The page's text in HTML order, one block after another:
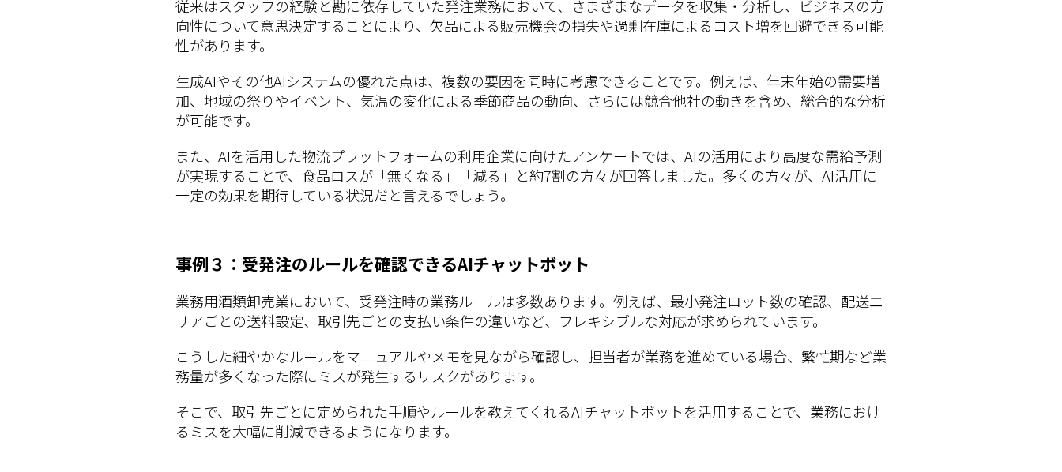
従来はスタッフの経験と勘に依存していた発注業務において、さまざまなデータを収集・分析し、ビジネスの方
向性について意思決定することにより、欠品による販売機会の損失や過剰在庫によるコスト増を回避できる可能
性があります。
生成AIやその他AIシステムの優れた点は、複数の要因を同時に考慮できることです。例えば、年末年始の需要増
加、地域の祭りやイベント、気温の変化による季節商品の動向、さらには競合他社の動きを含め、総合的な分析
が可能です。
また、AIを活用した物流プラットフォームの利用企業に向けたアンケートでは、AIの活用により高度な需給予測
が実現することで、食品ロスが「無くなる」「減る」と約7割の方々が回答しました。多くの方々が、AI活用に
一定の効果を期待している状況だと言えるでしょう。
事例３：受発注のルールを確認できるAIチャットボット
業務用酒類卸売業において、受発注時の業務ルールは多数あります。例えば、最小発注ロット数の確認、配送エ
リアごとの送料設定、取引先ごとの支払い条件の違いなど、フレキシブルな対応が求められています。
こうした細やかなルールをマニュアルやメモを見ながら確認し、担当者が業務を進めている場合、繁忙期など業
務量が多くなった際にミスが発生するリスクがあります。
そこで、取引先ごとに定められた手順やルールを教えてくれるAIチャットボットを活用することで、業務におけ
るミスを大幅に削減できるようになります。